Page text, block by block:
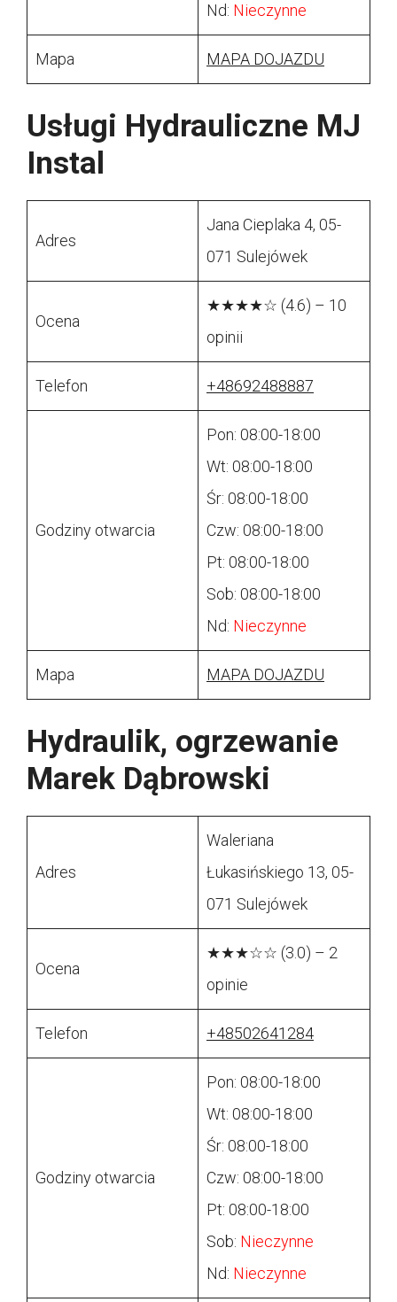
Nd: Nieczynne
Mapa MAPA DOJAZDU
Usługi Hydrauliczne MJ
Instal
Adres
Jana Cieplaka 4, 05-
071 Sulejówek
Ocena
★★★★☆ (4.6) – 10
opinii
Telefon +48692488887
Godziny otwarcia
Pon: 08:00-18:00
Wt: 08:00-18:00
Śr: 08:00-18:00
Czw: 08:00-18:00
Pt: 08:00-18:00
Sob: 08:00-18:00
Nd: Nieczynne
Mapa MAPA DOJAZDU
Hydraulik, ogrzewanie
Marek Dąbrowski
Adres
Waleriana
Łukasińskiego 13, 05-
071 Sulejówek
Ocena
★★★☆☆ (3.0) – 2
opinie
Telefon +48502641284
Godziny otwarcia
Pon: 08:00-18:00
Wt: 08:00-18:00
Śr: 08:00-18:00
Czw: 08:00-18:00
Pt: 08:00-18:00
Sob: Nieczynne
Nd: Nieczynne